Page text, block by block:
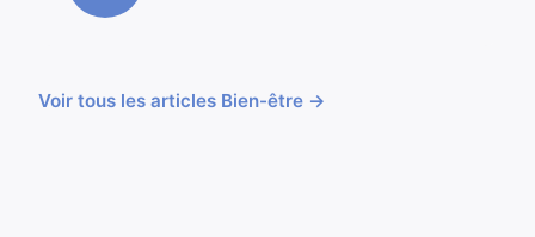
Voir tous les articles Bien-être →